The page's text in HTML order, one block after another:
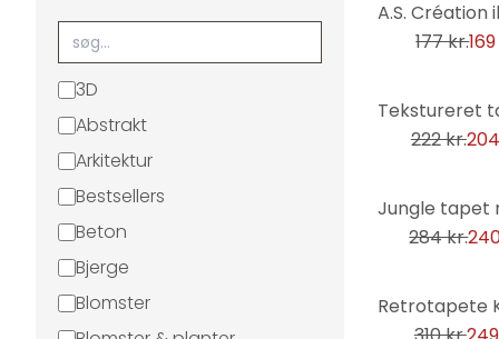
3D
Abstrakt
Arkitektur
Bestsellers
Beton
Bjerge
Blomster
177 kr.
222 kr.
284 kr.